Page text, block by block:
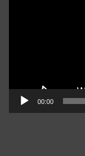
00:00